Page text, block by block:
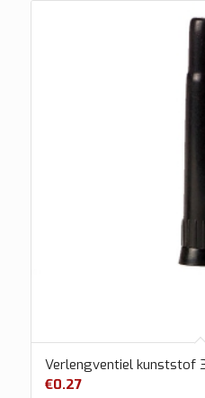
Verlengventiel kunststof
€0.27